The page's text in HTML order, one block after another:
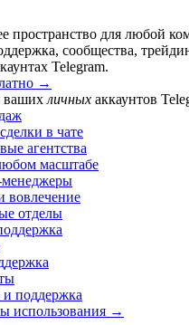
пространство для любой
сообщества,
Telegram.
→
ваших личных аккаунтов
в чате
агентства
масштабе
вовлечение
отделы
поддержка
использования →